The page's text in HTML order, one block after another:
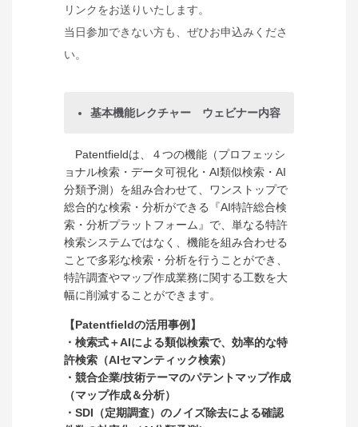
リンクをお送りいたします。
当日参加できない方も、ぜひお申込みくださ
い。
基本機能レクチャー ウェビナー内容
Patentfieldは、４つの機能（プロフェッシ
ョナル検索・データ可視化・AI類似検索・AI
分類予測）を組み合わせて、ワンストップで
総合的な検索・分析ができる『AI特許総合検
索・分析プラットフォーム』で、単なる特許
検索システムではなく、機能を組み合わせる
ことで多彩な検索・分析を行うことができ、
特許調査やマップ作成業務に関する工数を大
幅に削減することができます。
【Patentfieldの活用事例】
・検索式＋AIによる類似検索で、効率的な特
許検索（AIセマンティック検索）
・競合企業/技術テーマのパテントマップ作成
（マップ作成＆分析）
・SDI（定期調査）のノイズ除去による確認